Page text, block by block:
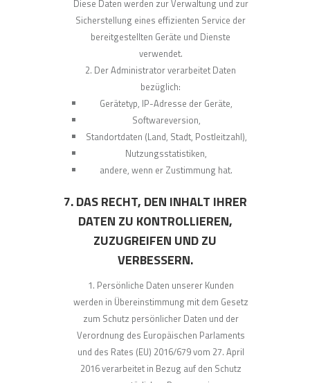
Diese Daten werden zur Verwaltung und zur
Sicherstellung eines effizienten Service der
bereitgestellten Geräte und Dienste
verwendet.
Der Administrator verarbeitet Daten
bezüglich:
Gerätetyp, IP-Adresse der Geräte,
Softwareversion,
Standortdaten (Land, Stadt, Postleitzahl),
Nutzungsstatistiken,
andere, wenn er Zustimmung hat.
7. DAS RECHT, DEN INHALT IHRER
DATEN ZU KONTROLLIEREN,
ZUZUGREIFEN UND ZU
VERBESSERN.
Persönliche Daten unserer Kunden
werden in Übereinstimmung mit dem Gesetz
zum Schutz persönlicher Daten und der
Verordnung des Europäischen Parlaments
und des Rates (EU) 2016/679 vom 27. April
2016 verarbeitet in Bezug auf den Schutz